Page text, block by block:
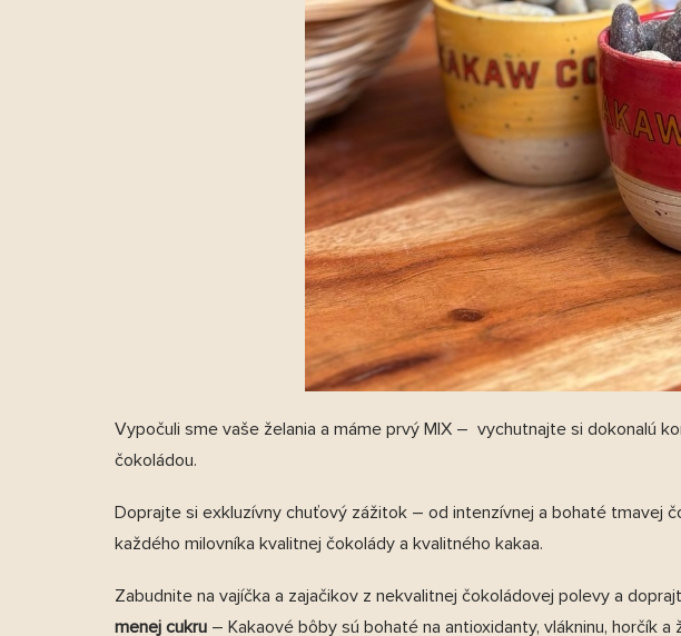
Vypočuli sme vaše želania a máme prvý MIX – vychutnajte si dokonalú
čokoládou.
Doprajte si exkluzívny chuťový zážitok – od intenzívnej a bohaté tmavej
každého milovníka kvalitnej čokolády a kvalitného kakaa.
Zabudnite na vajíčka a zajačikov z nekvalitnej čokoládovej polevy a
menej cukru – Kakaové bôby sú bohaté na antioxidanty, vlákninu, horčík